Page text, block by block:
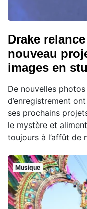
Drake
nouveau
images en
De nouvelles
d’enregistrement
ses prochains
le mystère et
toujours à l’affût de
Musique